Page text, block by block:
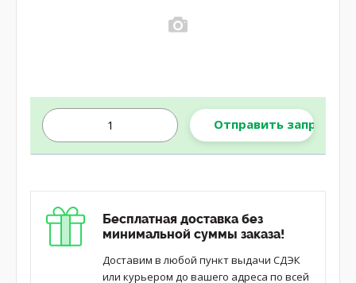
Отправить запрос
Бесплатная доставка без
минимальной суммы заказа!
Доставим в любой пункт выдачи СДЭК
или курьером до вашего адреса по всей